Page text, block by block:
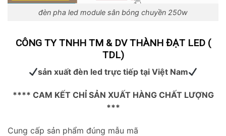
đèn pha led module sân bóng chuyền 250w
CÔNG TY TNHH TM & DV THÀNH ĐẠT LED (
TDL)
sản xuất đèn led trực tiếp tại Việt Nam
**** CAM KẾT CHỈ SẢN XUẤT HÀNG CHẤT LƯỢNG
***
Cung cấp sản phẩm đúng mẫu mã